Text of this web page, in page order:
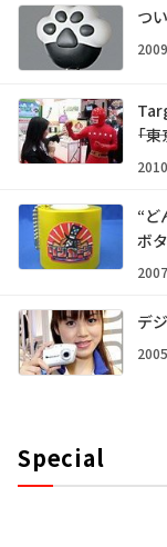
つ
――
“ど
ボ
デ
Special